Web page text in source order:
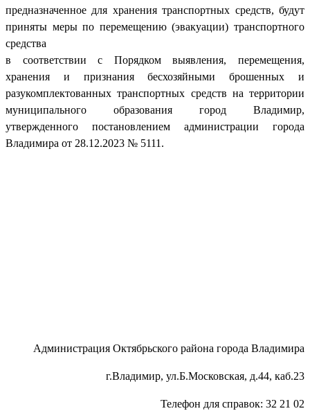
предназначенное для хранения транспортных средств, будут
приняты меры по перемещению (эвакуации) транспортного
средства
в соответствии с Порядком выявления, перемещения,
хранения и признания бесхозяйными брошенных и
разукомплектованных транспортных средств на территории
муниципального образования город Владимир,
утвержденного постановлением администрации города
Владимира от 28.12.2023 № 5111.
Администрация Октябрьского района города Владимира
г.Владимир, ул.Б.Московская, д.44, каб.23
Телефон для справок: 32 21 02